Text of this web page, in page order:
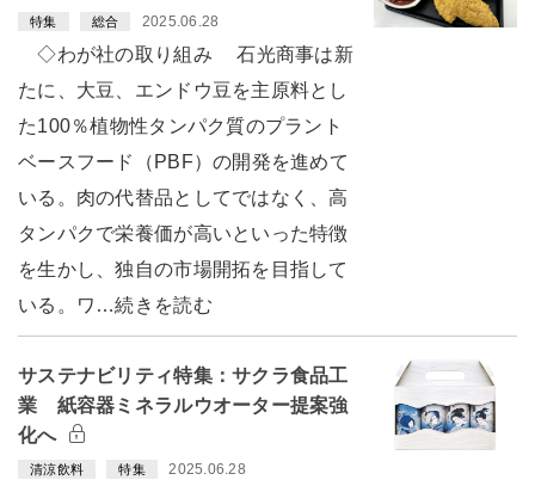
特集 総合 2025.06.28
◇わが社の取り組み 石光商事は新
たに、大豆、エンドウ豆を主原料とし
た100％植物性タンパク質のプラント
ベースフード（PBF）の開発を進めて
いる。肉の代替品としてではなく、高
タンパクで栄養価が高いといった特徴
を生かし、独自の市場開拓を目指して
いる。ワ…続きを読む
サステナビリティ特集：サクラ食品工
業 紙容器ミネラルウオーター提案強
化へ
清涼飲料 特集 2025.06.28